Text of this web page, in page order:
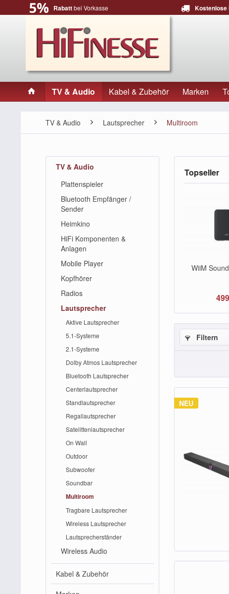
Rabattbei Vorkasse Kostenlose
TV & Audio Kabel & Zubehör Marken
TV & Audio Lautsprecher Multiroom
TV & Audio
Plattenspieler
Bluetooth Empfänger /
Sender
Heimkino
HiFi Komponenten &
Anlagen
Mobile Player
Kopfhörer
Radios
Lautsprecher
Aktive Lautsprecher
5.1-Systeme
2.1-Systeme
Dolby Atmos Lautsprecher
Bluetooth Lautsprecher
Centerlautsprecher
Standlautsprecher
Regallautsprecher
Satelittenlautsprecher
On Wall
Outdoor
Subwoofer
Soundbar
Multiroom
Tragbare Lautsprecher
Wireless Lautsprecher
Lautsprecherständer
Wireless Audio
Kabel & Zubehör
Topseller
WiiM
Filtern
NEU